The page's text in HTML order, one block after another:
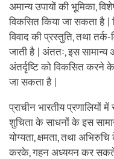
अमान्य उपायों की भूमिका,
विकसित किया जा सकता है |
विवाद की प्रस्तुति, तथा
जाती है | अंततः, इस
अंतर्दृष्टि को विकसित करने
जा सकता है |
प्राचीन भारतीय प्रणालियों
शुचिता के साधनों के इस
योग्यता, क्षमता, तथा
करके, गहन अध्ययन कर सकते